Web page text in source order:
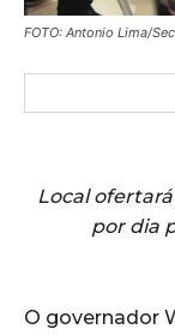
FOTO: Antonio Lima/
Local
por dia
O governador